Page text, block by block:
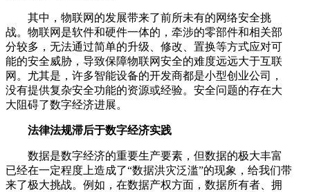
其中，物联网的发展带来了前所未有的网络安全挑
战。物联网是软件和硬件一体的，牵涉的零部件和相关部
分较多，无法通过简单的升级、修改、置换等方式应对可
能的安全威胁，导致保障物联网安全的难度远远大于互联
网。尤其是，许多智能设备的开发商都是小型创业公司，
没有提供复杂安全功能的资源或经验。安全问题的存在大
大阻碍了数字经济进展。
法律法规滞后于数字经济实践
数据是数字经济的重要生产要素，但数据的极大丰富
已经在一定程度上造成了“数据洪灾泛滥”的现象，给我们带
来了极大挑战。例如，在数据产权方面，数据所有者、拥